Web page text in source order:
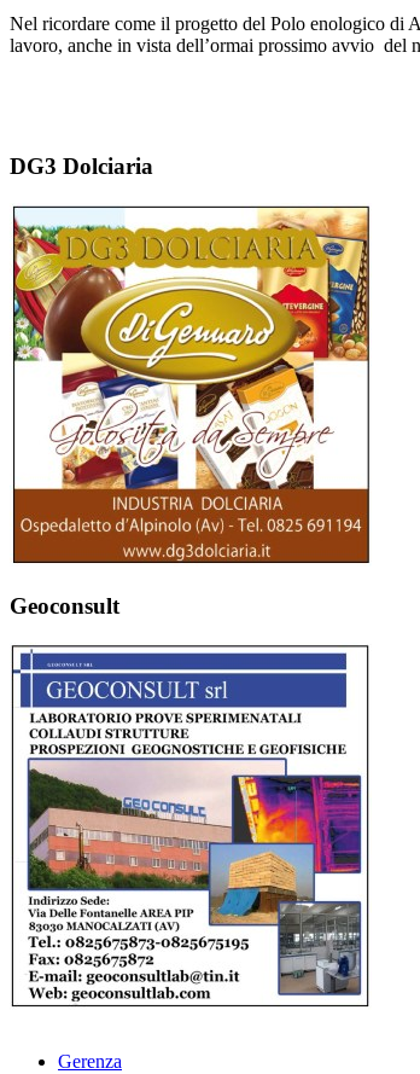
Nel ricordare come il progetto del Polo enologico di
lavoro, anche in vista dell’ormai prossimo avvio del
DG3 Dolciaria
Geoconsult
Gerenza